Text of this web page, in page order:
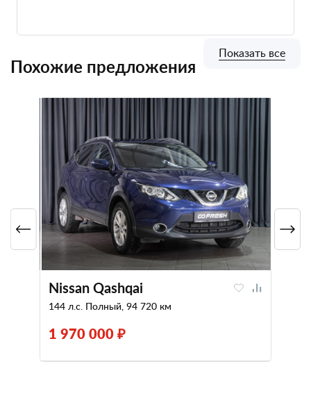
Похожие предложения
Nissan Qashqai
144 л.с. Полный, 94 720 км
1 970 000 ₽
Показать все